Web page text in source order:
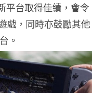
平台取得佳績，會令
戲，同時亦鼓勵其他
。